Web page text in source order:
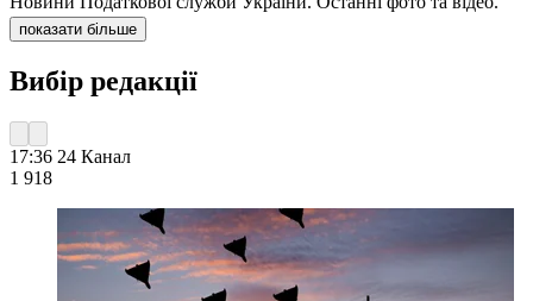
показати більше
Вибір редакції
17:36 24 Канал
1 918